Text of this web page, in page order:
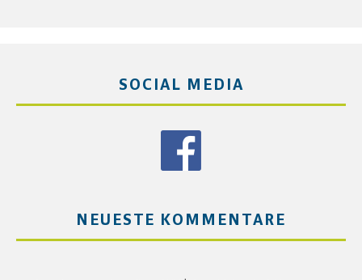
SOCIAL MEDIA
NEUESTE KOMMENTARE